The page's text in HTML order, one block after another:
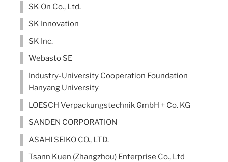
SK On Co., Ltd.
SK Innovation
SK Inc.
Webasto SE
Industry-University Cooperation Foundation
Hanyang University
LOESCH Verpackungstechnik GmbH + Co. KG
SANDEN CORPORATION
ASAHI SEIKO CO., LTD.
Tsann Kuen (Zhangzhou) Enterprise Co., Ltd